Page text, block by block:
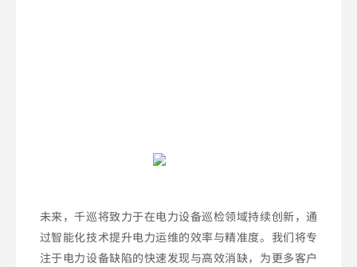
未来，千巡将致力于在电力设备巡检领域持续创新，通
过智能化技术提升电力运维的效率与精准度。我们将专
注于电力设备缺陷的快速发现与高效消缺，为更多客户